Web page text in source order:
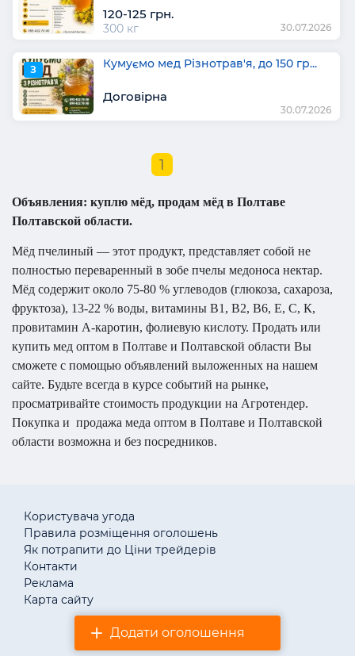
120-125 грн.
300 кг 30.07.2026
З Кумуємо мед Різнотрав'я, до 150 гр...
Договірна
30.07.2026
1
Объявления: куплю мёд, продам мёд в Полтаве
Полтавской области.
Мёд пчелиный — этот продукт, представляет собой не
полностью переваренный в зобе пчелы медоноса нектар.
Мёд содержит около 75-80 % углеводов (глюкоза, сахароза,
фруктоза), 13-22 % воды, витамины В1, В2, В6, Е, С, К,
провитамин А-каротин, фолиевую кислоту. Продать или
купить мед оптом в Полтаве и Полтавской области Вы
сможете с помощью объявлений выложенных на нашем
сайте. Будьте всегда в курсе событий на рынке,
просматривайте стоимость продукции на Агротендер.
Покупка и продажа меда оптом в Полтаве и Полтавской
области возможна и без посредников.
Додати оголошення
Користувача угода
Правила розміщення оголошень
Як потрапити до Ціни трейдерів
Контакти
Реклама
Карта сайту
© «АгротендерTM» 2011–2026